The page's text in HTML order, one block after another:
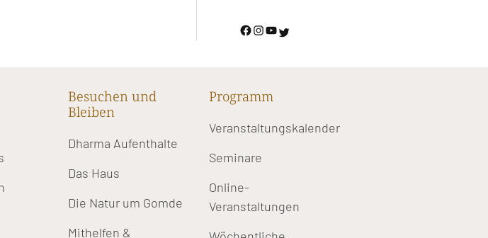
Besuchen und
Bleiben
Dharma Aufenthalte
Das Haus
Die Natur um Gomde
Mithelfen &
Programm
Veranstaltungskalender
Seminare
Online-
Veranstaltungen